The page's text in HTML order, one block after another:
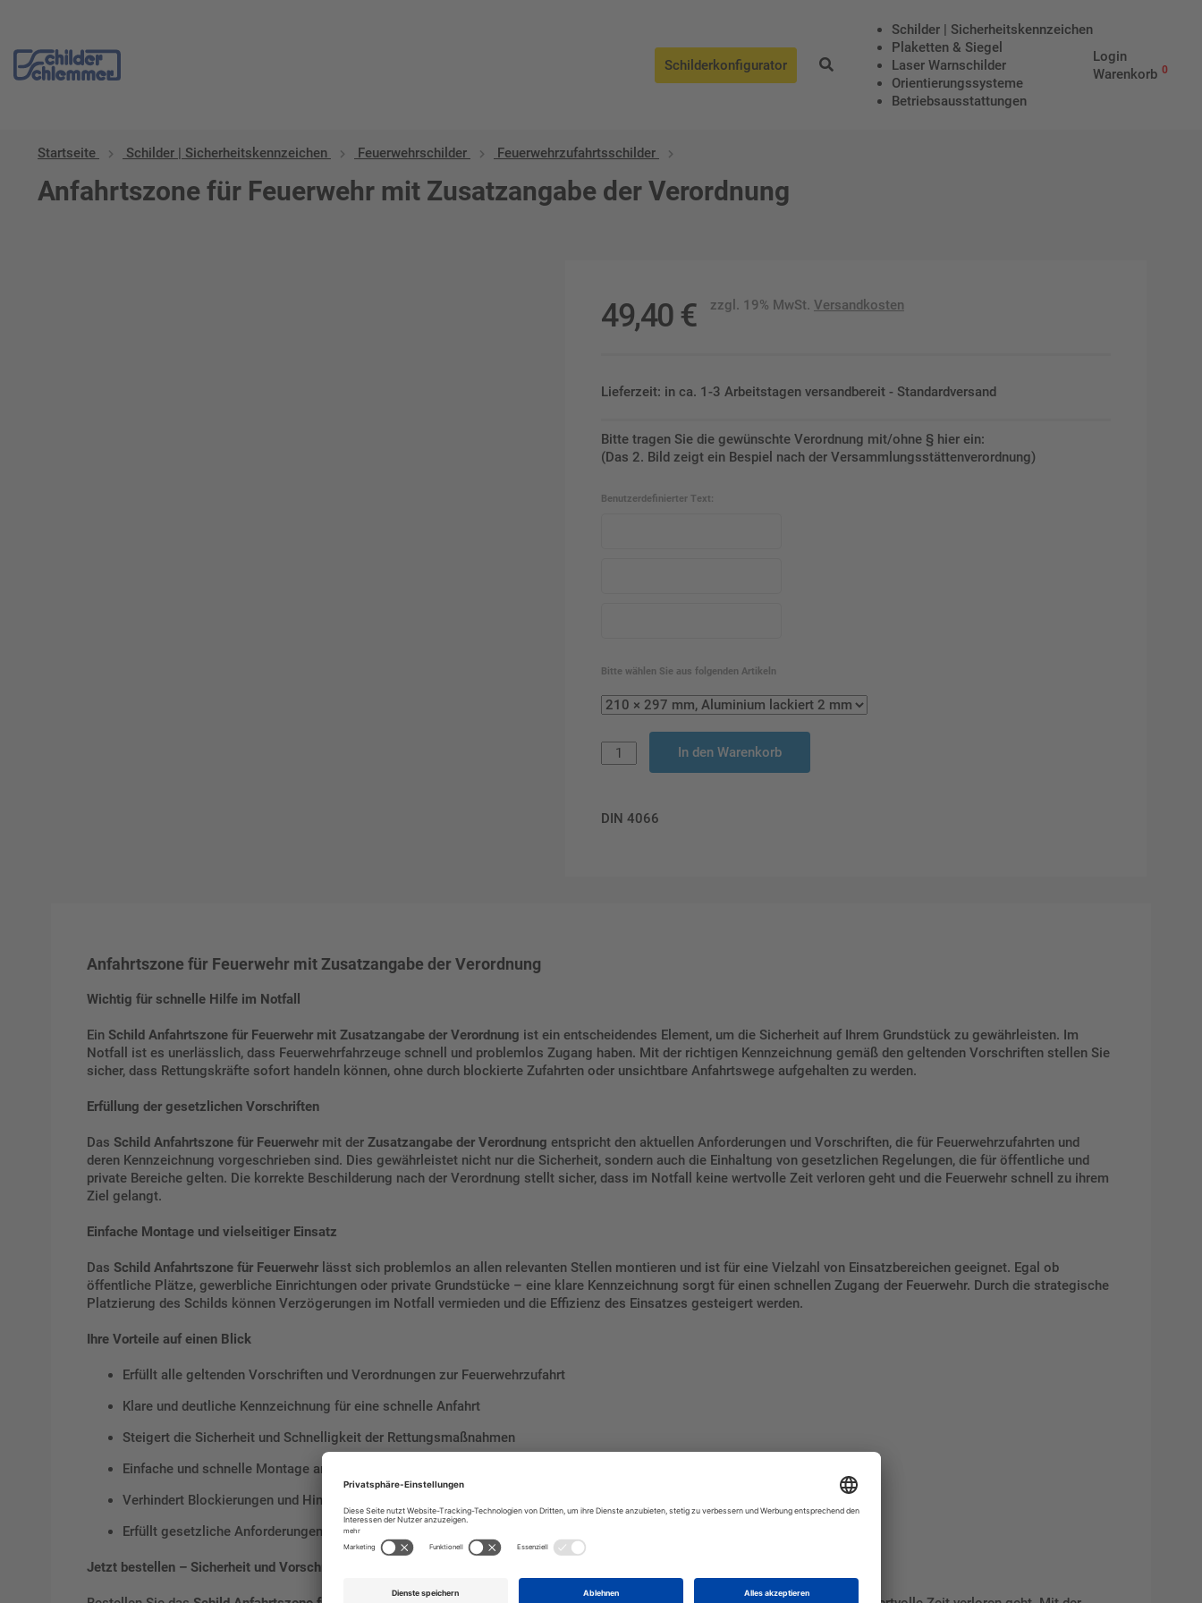
Schilderkonfigurator
Schilder | Sicherheitskennzeichen
Plaketten & Siegel
Laser Warnschilder
Orientierungssysteme
Betriebs­aus­stattungen
Login
Warenkorb 0
Startseite Schilder | Sicherheitskennzeichen Feuerwehrschilder Feuerwehrzufahrtsschilder
Anfahrtszone für Feuerwehr mit Zusatzangabe der Verordnung
49,40 € zzgl. 19% MwSt. Versandkosten
Lieferzeit: in ca. 1-3 Arbeitstagen versandbereit - Standardversand
Bitte tragen Sie die gewünschte Verordnung mit/ohne § hier ein:
(Das 2. Bild zeigt ein Bespiel nach der Versammlungsstättenverordnung)
Benutzerdefinierter Text:
Bitte wählen Sie aus folgenden Artikeln
In den Warenkorb
DIN 4066
Anfahrtszone für Feuerwehr mit Zusatzangabe der Verordnung
Wichtig für schnelle Hilfe im Notfall
Ein Schild Anfahrtszone für Feuerwehr mit Zusatzangabe der Verordnung ist ein entscheidendes Element, um die Sicherheit auf Ihrem Grundstück zu gewährleisten. Im
Notfall ist es unerlässlich, dass Feuerwehrfahrzeuge schnell und problemlos Zugang haben. Mit der richtigen Kennzeichnung gemäß den geltenden Vorschriften stellen Sie
sicher, dass Rettungskräfte sofort handeln können, ohne durch blockierte Zufahrten oder unsichtbare Anfahrtswege aufgehalten zu werden.
Erfüllung der gesetzlichen Vorschriften
Das Schild Anfahrtszone für Feuerwehr mit der Zusatzangabe der Verordnung entspricht den aktuellen Anforderungen und Vorschriften, die für Feuerwehrzufahrten und
deren Kennzeichnung vorgeschrieben sind. Dies gewährleistet nicht nur die Sicherheit, sondern auch die Einhaltung von gesetzlichen Regelungen, die für öffentliche und
private Bereiche gelten. Die korrekte Beschilderung nach der Verordnung stellt sicher, dass im Notfall keine wertvolle Zeit verloren geht und die Feuerwehr schnell zu ihrem
Ziel gelangt.
Einfache Montage und vielseitiger Einsatz
Das Schild Anfahrtszone für Feuerwehr lässt sich problemlos an allen relevanten Stellen montieren und ist für eine Vielzahl von Einsatzbereichen geeignet. Egal ob
öffentliche Plätze, gewerbliche Einrichtungen oder private Grundstücke – eine klare Kennzeichnung sorgt für einen schnellen Zugang der Feuerwehr. Durch die strategische
Platzierung des Schilds können Verzögerungen im Notfall vermieden und die Effizienz des Einsatzes gesteigert werden.
Ihre Vorteile auf einen Blick
Erfüllt alle geltenden Vorschriften und Verordnungen zur Feuerwehrzufahrt
Klare und deutliche Kennzeichnung für eine schnelle Anfahrt
Steigert die Sicherheit und Schnelligkeit der Rettungsmaßnahmen
Einfache und schnelle Montage an allen relevanten Stellen
Verhindert Blockierungen und Hindernisse für Feuerwehrfahrzeuge
Erfüllt gesetzliche Anforderungen und trägt zur Notfallvorsorge bei
Jetzt bestellen – Sicherheit und Vorschriften einhalten!